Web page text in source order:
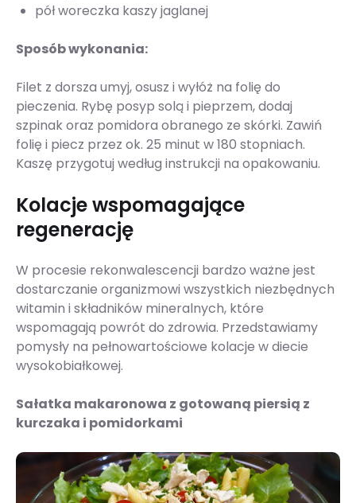
pół woreczka kaszy jaglanej
Sposób wykonania:
Filet z dorsza umyj, osusz i wyłóż na folię do
pieczenia. Rybę posyp solą i pieprzem, dodaj
szpinak oraz pomidora obranego ze skórki. Zawiń
folię i piecz przez ok. 25 minut w 180 stopniach.
Kaszę przygotuj według instrukcji na opakowaniu.
Kolacje wspomagające
regenerację
W procesie rekonwalescencji bardzo ważne jest
dostarczanie organizmowi wszystkich niezbędnych
witamin i składników mineralnych, które
wspomagają powrót do zdrowia. Przedstawiamy
pomysły na pełnowartościowe kolacje w diecie
wysokobiałkowej.
Sałatka makaronowa z gotowaną piersią z
kurczaka i pomidorkami